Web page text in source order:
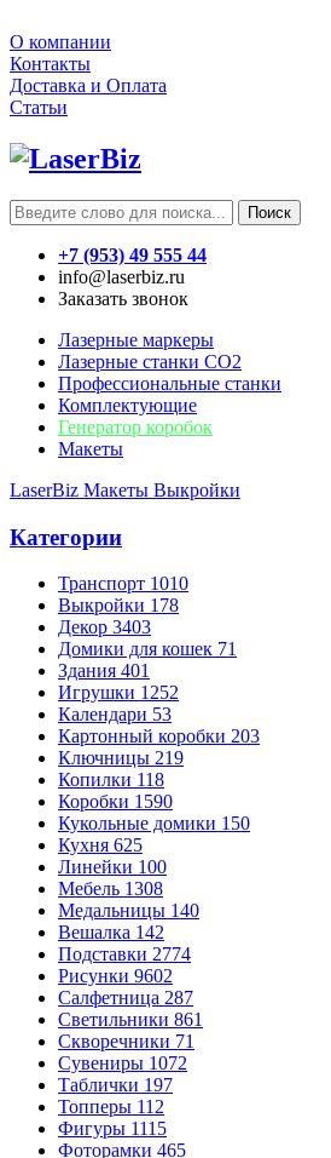
О компании
Контакты
Доставка и Оплата
Статьи
Поиск
+7 (953) 49 555 44
info@laserbiz.ru
Заказать звонок
Лазерные маркеры
Лазерные станки CO2
Профессиональные станки
Комплектующие
Генератор коробок
Макеты
LaserBiz Макеты Выкройки
Категории
Транспорт 1010
Выкройки 178
Декор 3403
Домики для кошек 71
Здания 401
Игрушки 1252
Календари 53
Картонный коробки 203
Ключницы 219
Копилки 118
Коробки 1590
Кукольные домики 150
Кухня 625
Линейки 100
Мебель 1308
Медальницы 140
Вешалка 142
Подставки 2774
Рисунки 9602
Салфетница 287
Светильники 861
Скворечники 71
Сувениры 1072
Таблички 197
Топперы 112
Фигуры 1115
Фоторамки 465